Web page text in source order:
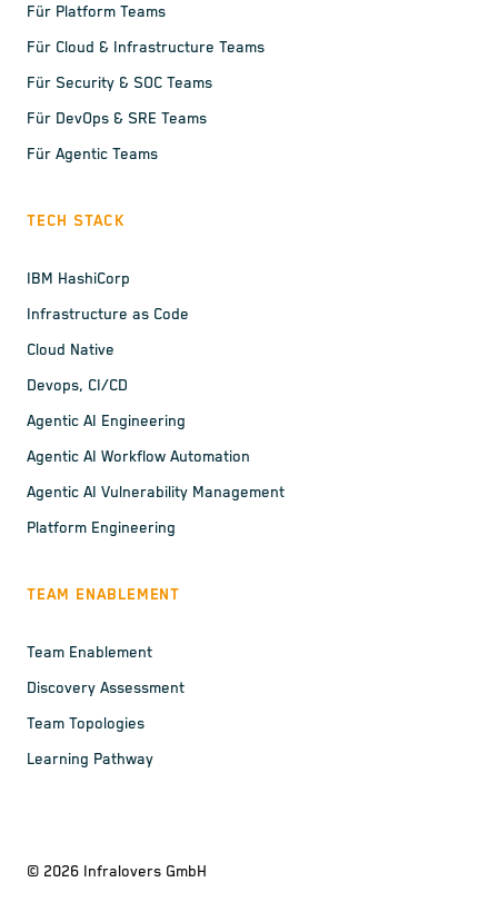
Für Platform Teams
Für Cloud & Infrastructure Teams
Für Security & SOC Teams
Für DevOps & SRE Teams
Für Agentic Teams
TECH STACK
IBM HashiCorp
Infrastructure as Code
Cloud Native
Devops, CI/CD
Agentic AI Engineering
Agentic AI Workflow Automation
Agentic AI Vulnerability Management
Platform Engineering
TEAM ENABLEMENT
Team Enablement
Discovery Assessment
Team Topologies
Learning Pathway
© 2026 Infralovers GmbH